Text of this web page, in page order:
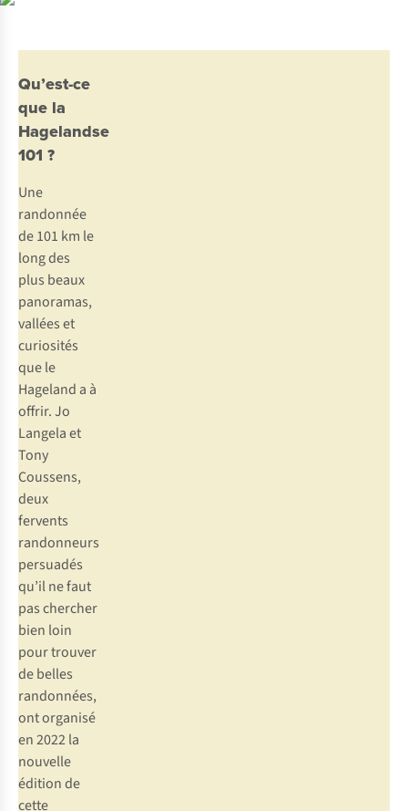
Qu’est-ce
que la
Hagelandse
101 ?
Une
randonnée
de 101 km le
long des
plus beaux
panoramas,
vallées et
curiosités
que le
Hageland a à
offrir. Jo
Langela et
Tony
Coussens,
deux
fervents
randonneurs
persuadés
qu’il ne faut
pas chercher
bien loin
pour trouver
de belles
randonnées,
ont organisé
en 2022 la
nouvelle
édition de
cette